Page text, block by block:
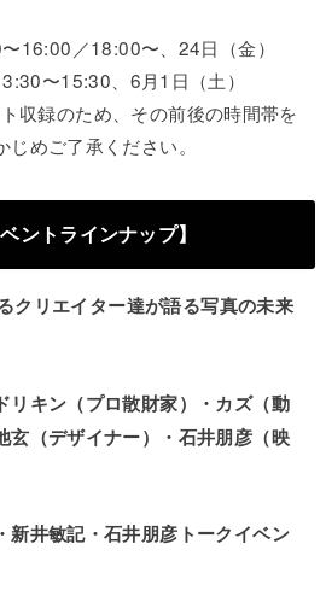
16:00／18:00〜、24日（金）
〜15:30、6月1日（土）
収録のため、その前後の時間帯を
めご了承ください。
ントラインナップ】
リエイター達が語る写真の未来
リキン（プロ散財家）・カズ（動
玄（デザイナー）・石井朋彦（映
・新井敏記・石井朋彦トークイベン